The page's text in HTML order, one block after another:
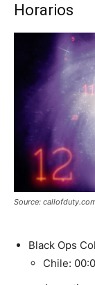
Horarios
Source:
Black Ops
Chile: